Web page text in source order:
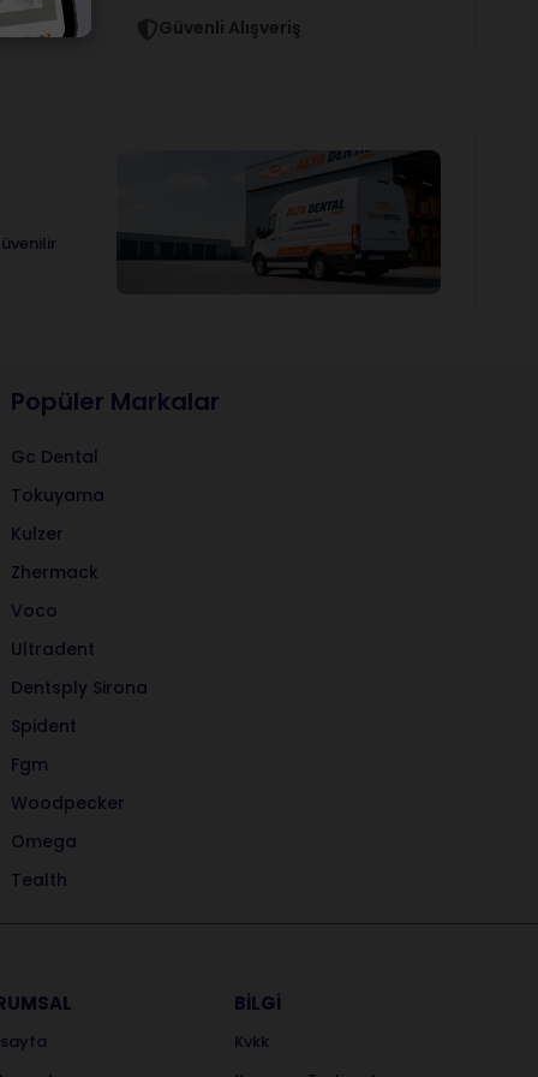
Güvenli Alışveriş
Popüler Markalar
Gc Dental
Tokuyama
Kulzer
Zhermack
Voco
Ultradent
Dentsply Sirona
Spident
Fgm
Woodpecker
Omega
Tealth
BİLGİ
Kvkk